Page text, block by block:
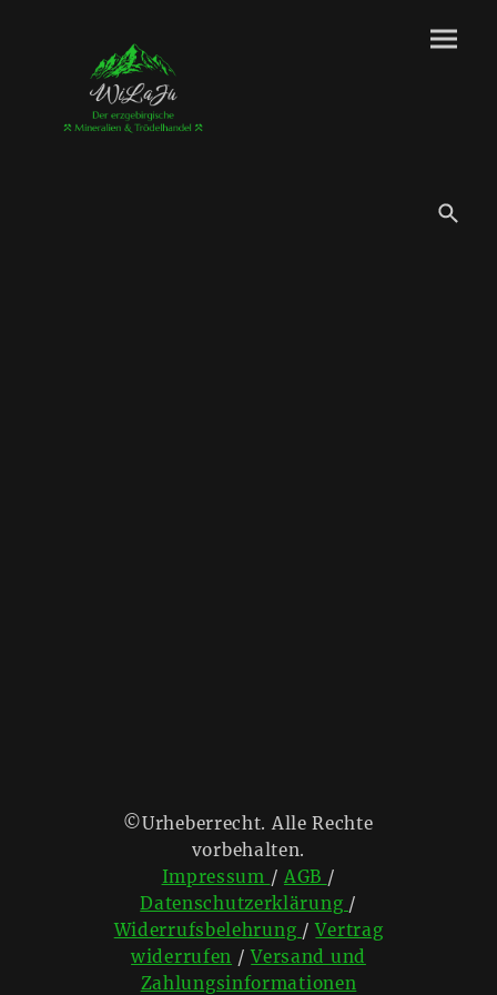
©Urheberrecht. Alle Rechte
vorbehalten.
Impressum / AGB /
Datenschutzerklärung /
Widerrufsbelehrung /Vertrag
widerrufen /Versand und
Zahlungsinformationen